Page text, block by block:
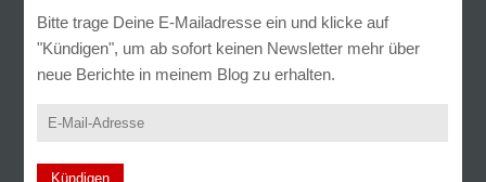
Bitte trage Deine E-Mailadresse ein und klicke auf
"Kündigen", um ab sofort keinen Newsletter mehr über
neue Berichte in meinem Blog zu erhalten.